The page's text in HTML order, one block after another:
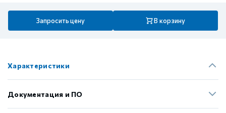
Запросить цену В корзину
Характеристики
Документация и ПО